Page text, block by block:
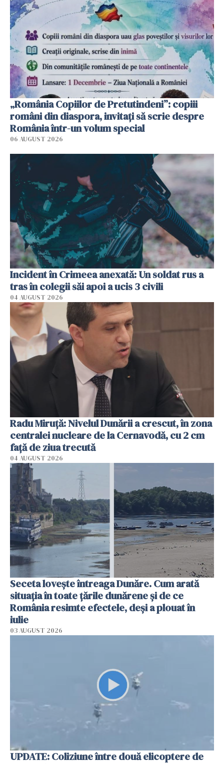
„România Copiilor de Pretutindeni”: copiii
români din diaspora, invitați să scrie despre
România într-un volum special
06 AUGUST 2026
Incident în Crimeea anexată: Un soldat rus a
tras în colegii săi apoi a ucis 3 civili
04 AUGUST 2026
Radu Miruţă: Nivelul Dunării a crescut, în zona
centralei nucleare de la Cernavodă, cu 2 cm
faţă de ziua trecută
04 AUGUST 2026
Seceta lovește întreaga Dunăre. Cum arată
situația în toate țările dunărene și de ce
România resimte efectele, deși a plouat în
iulie
03 AUGUST 2026
UPDATE: Coliziune între două elicoptere de